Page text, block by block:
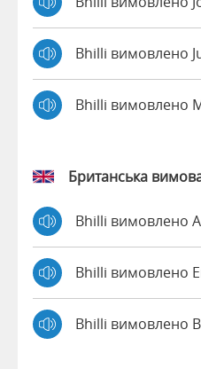
Bhilli вимовлено
Bhilli вимовлено
Британська
Bhilli вимовлено
Bhilli вимовлено
Bhilli вимовлено